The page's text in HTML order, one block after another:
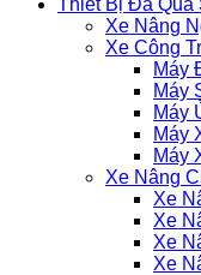
Thiết Bị Đã Qua
Xe Nâng
Xe Công
Máy
Máy
Máy
Máy
Máy
Xe Nâng
Xe
Xe
Xe
Xe